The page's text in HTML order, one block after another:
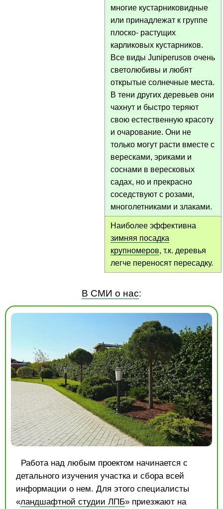
многие кустарниковидные
или принадлежат к группе
плоско- растущих
карликовых кустарников.
Все виды Juniperusов очень
светолюбивы и любят
открытые солнечные места.
В тени других деревьев они
чахнут и быстро теряют
свою естественную красоту
и очарование. Они не
только могут расти вместе с
вересками, эриками и
соснами в вересковых
садах, но и прекрасно
соседствуют с розами,
многолетниками и злаками.
Наиболее эффективна
зимняя посадка
крупномеров, т.к. деревья
легче переносят пересадку.
В СМИ о нас:
Работа над любым проектом начинается с
детального изучения участка и сбора всей
информации о нем. Для этого специалисты
«ландшафтной студии ЛПБ» приезжают на